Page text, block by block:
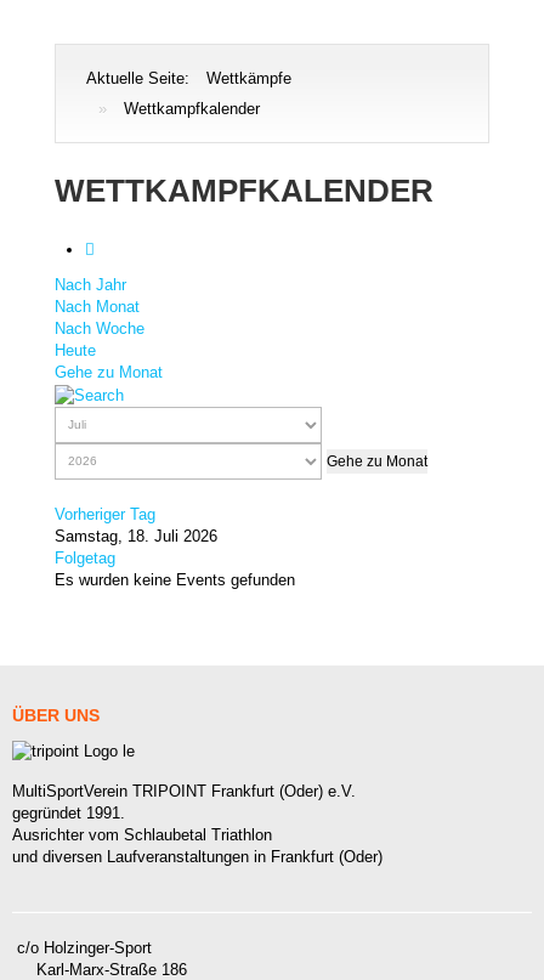
Aktuelle Seite:
Wettkämpfe
»
Wettkampfkalender
WETTKAMPFKALENDER
Nach Jahr
Nach Monat
Nach Woche
Heute
Gehe zu Monat
Gehe zu Monat
Vorheriger Tag
Samstag, 18. Juli 2026
Folgetag
Es wurden keine Events gefunden
ÜBER UNS
MultiSportVerein TRIPOINT Frankfurt (Oder) e.V.
gegründet 1991.
Ausrichter vom Schlaubetal Triathlon
und diversen Laufveranstaltungen in Frankfurt (Oder)
c/o Holzinger-Sport
Karl-Marx-Straße 186